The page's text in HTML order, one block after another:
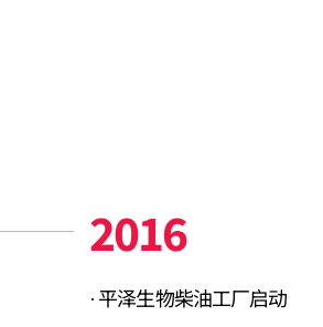
2016
平泽生物柴油工厂启动